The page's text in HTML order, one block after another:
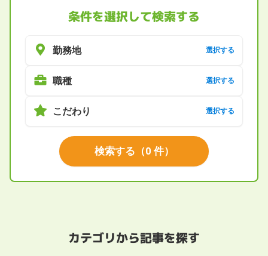
条件を選択して検索する
勤務地 選択する
職種 選択する
こだわり 選択する
検索する （0 件）
カテゴリから記事を探す